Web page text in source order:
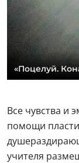
«Поцелуй.
Все чувства и
помощи
учителя